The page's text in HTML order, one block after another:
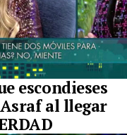
escondieses
al llegar